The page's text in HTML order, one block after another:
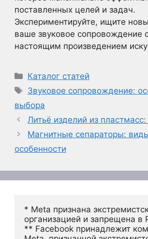
поставленных целей и задач.
Экспериментируйте, ищите
ваше звуковое сопровождение
настоящим произведением
Рубрики
Каталог статей
Метки
Звуковое сопровождение:
выбора
Литьё изделий из
Магнитные сепараторы:
особенности
* Meta признана
организацией и запрещена в
** Facebook принадлежит